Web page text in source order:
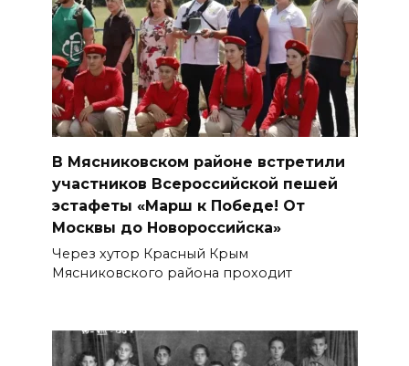
В Мясниковском районе встретили
участников Всероссийской пешей
эстафеты «Марш к Победе! От
Москвы до Новороссийска»
Через хутор Красный Крым
Мясниковского района проходит